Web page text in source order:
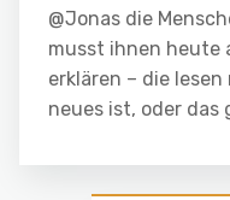
@Jonas die
musst ihnen heute
erklären – die
neues ist, oder das